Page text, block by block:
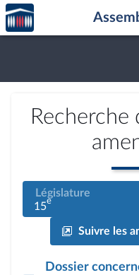
Aller au contenu
Aller en bas de la page
Accèder
à la
page
Recherche
Législature
15e
Suivre les
Dossier